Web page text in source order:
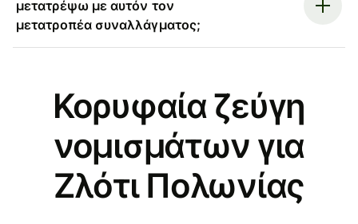
μετατρέψω με αυτόν τον
μετατροπέα συναλλάγματος;
Κορυφαία ζεύγη
νομισμάτων για
Ζλότι Πολωνίας